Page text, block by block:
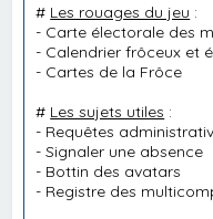
# Les rouages du jeu :
- Carte électorale des
- Calendrier frôceux et
- Cartes de la Frôce
# Les sujets utiles :
- Requêtes
-Signaler une absence
- Bottin des avatars
- Registre des